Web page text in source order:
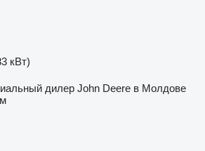
кВт)
дилер John Deere в Молдове